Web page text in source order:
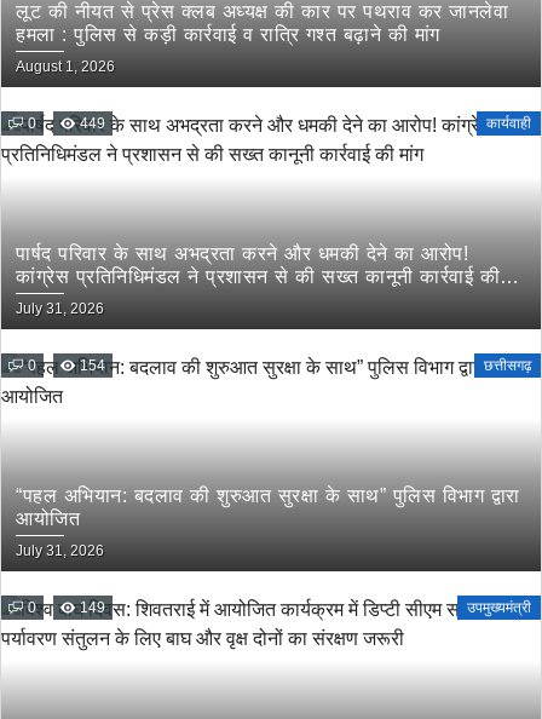
लूट की नीयत से प्रेस क्लब अध्यक्ष की कार पर पथराव कर जानलेवा
हमला : पुलिस से कड़ी कार्रवाई व रात्रि गश्त बढ़ाने की मांग
August 1, 2026
0 449 कार्यवाही
पार्षद परिवार के साथ अभद्रता करने और धमकी देने का आरोप!
कांग्रेस प्रतिनिधिमंडल ने प्रशासन से की सख्त कानूनी कार्रवाई की
मांग
July 31, 2026
0 154 छत्तीसगढ़
“पहल अभियान: बदलाव की शुरुआत सुरक्षा के साथ” पुलिस विभाग द्वारा
आयोजित
July 31, 2026
0 149 उपमुख्यमंत्री